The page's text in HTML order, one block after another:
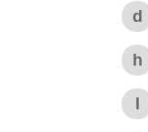
d
h